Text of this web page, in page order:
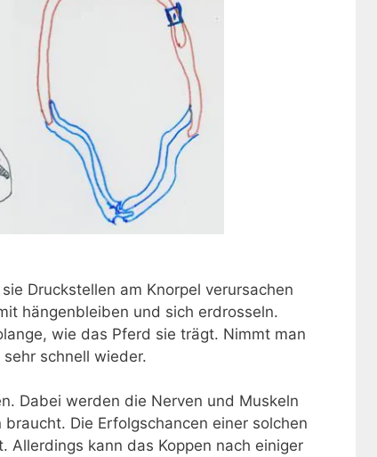
Druckstellen am Knorpel verursachen
hängenbleiben und sich erdrosseln.
wie das Pferd sie trägt. Nimmt man
schnell wieder.
Dabei werden die Nerven und Muskeln
Die Erfolgschancen einer solchen
Allerdings kann das Koppen nach einiger